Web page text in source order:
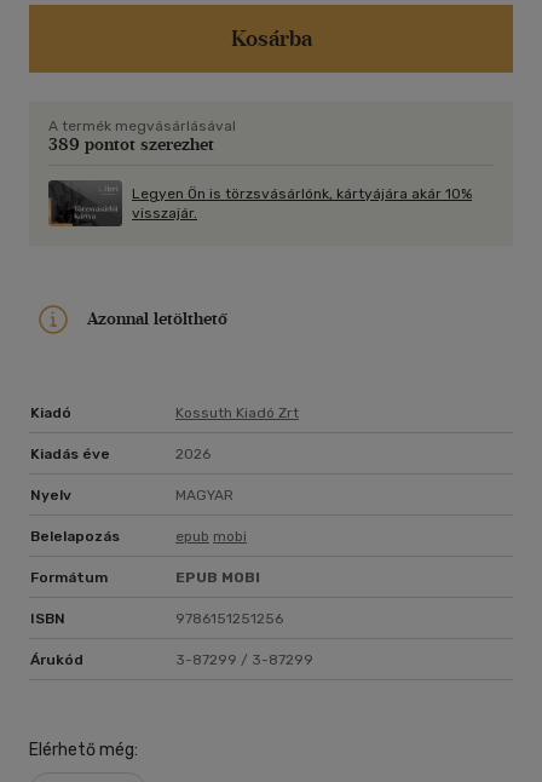
akarata ellenére az érzelmei egyre mélyülnek, ahogy Stefan
fokozatosan megnyílik előtte. És miközben lehull a lepel
éppen ő lesz.
Kosárba
A termék megvásárlásával
389 pontot szerezhet
Legyen Ön is törzsvásárlónk, kártyájára akár 10%
visszajár.
Azonnal letölthető
Kiadó Kossuth Kiadó Zrt
Kiadás éve 2026
Nyelv MAGYAR
Belelapozás epub mobi
Formátum EPUB MOBI
ISBN 9786151251256
Árukód 3-87299 / 3-87299
Elérhető még: